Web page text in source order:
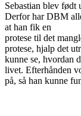
Sebastian blev født
Derfor har DBM
at han fik en
protese til det
protese, hjalp det
kunne se, hvordan
livet. Efterhånden
på, så han kunne